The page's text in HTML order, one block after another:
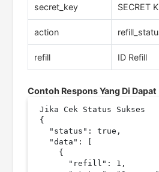
secret_key SECRET
action
refill ID Refill
Contoh Respons Yang Di Dapat
Jika Cek Status Sukses
{
  "status": true,
  "data": [
    {
      "refill": 1,